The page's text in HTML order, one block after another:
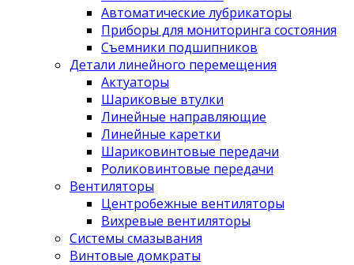
Автоматические лубрикаторы
Приборы для мониторинга состояния
Съемники подшипников
Детали линейного перемещения
Актуаторы
Шариковые втулки
Линейные направляющие
Линейные каретки
Шариковинтовые передачи
Роликовинтовые передачи
Вентиляторы
Центробежные вентиляторы
Вихревые вентиляторы
Системы смазывания
Винтовые домкраты